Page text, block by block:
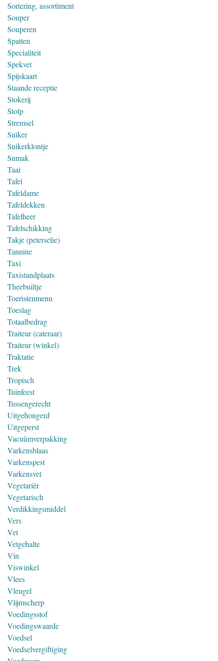
Sortering, assortiment
Souper
Souperen
Spatten
Specialiteit
Spekvet
Spijskaart
Staande receptie
Stokerij
Stolp
Stremsel
Suiker
Suikerklontje
Sumak
Taai
Tafel
Tafeldame
Tafeldekken
Tafelheer
Tafelschikking
Takje (peterselie)
Tannine
Taxi
Taxistandplaats
Theebuiltje
Toeristenmenu
Toeslag
Totaalbedrag
Traiteur (cateraar)
Traiteur (winkel)
Traktatie
Trek
Tropisch
Tuinfeest
Tussengerecht
Uitgehongerd
Uitgeperst
Vacuümverpakking
Varkensblaas
Varkenspest
Varkensvet
Vegetariër
Vegetarisch
Verdikkingsmiddel
Vers
Vet
Vetgehalte
Vin
Viswinkel
Vlees
Vleugel
Vlijmscherp
Voedingsstof
Voedingswaarde
Voedsel
Voedselvergiftiging